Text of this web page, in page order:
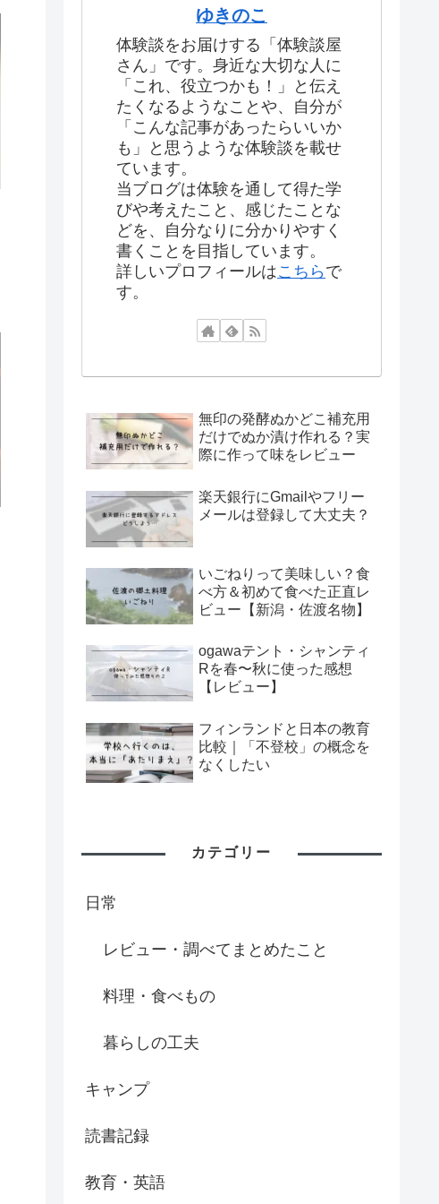
ゆきのこ
体験談をお届けする「体験談屋
さん」です。身近な大切な人に
「これ、役立つかも！」と伝え
たくなるようなことや、自分が
「こんな記事があったらいいか
も」と思うような体験談を載せ
ています。
当ブログは体験を通して得た学
びや考えたこと、感じたことな
どを、自分なりに分かりやすく
書くことを目指しています。
詳しいプロフィールはこちら で
す。
無印の発酵ぬかどこ補充用
だけでぬか漬け作れる？実
際に作って味をレビュー
楽天銀行にGmailやフリー
メールは登録して大丈夫？
いごねりって美味しい？食
べ方＆初めて食べた正直レ
ビュー【新潟・佐渡名物】
ogawaテント・シャンティ
Rを春〜秋に使った感想
【レビュー】
フィンランドと日本の教育
比較｜「不登校」の概念を
なくしたい
カテゴリー
日常
レビュー・調べてまとめたこと
料理・食べもの
暮らしの工夫
キャンプ
読書記録
教育・英語